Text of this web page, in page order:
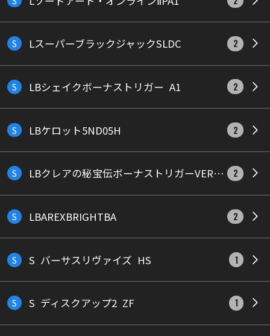
S LスーパーブラックジャックSLDC 2
S LBシェイクボーナストリガー_A1 2
S LBケロット5ND05H 2
S LBクレアの秘宝伝ボーナストリガーVER_A2 2
S LBAREXBRIGHTBA 2
S S_バーサスリヴァイズ_HS 1
S S_ディスクアップ2_ZF 1